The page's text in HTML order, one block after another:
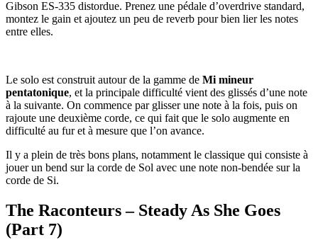
Gibson ES-335 distordue. Prenez une pédale d’overdrive standard,
montez le gain et ajoutez un peu de reverb pour bien lier les notes
entre elles.
Le solo est construit autour de la gamme de Mi mineur
pentatonique, et la principale difficulté vient des glissés d’une note
à la suivante. On commence par glisser une note à la fois, puis on
rajoute une deuxième corde, ce qui fait que le solo augmente en
difficulté au fur et à mesure que l’on avance.
Il y a plein de très bons plans, notamment le classique qui consiste à
jouer un bend sur la corde de Sol avec une note non-bendée sur la
corde de Si.
The Raconteurs – Steady As She Goes
(Part 7)